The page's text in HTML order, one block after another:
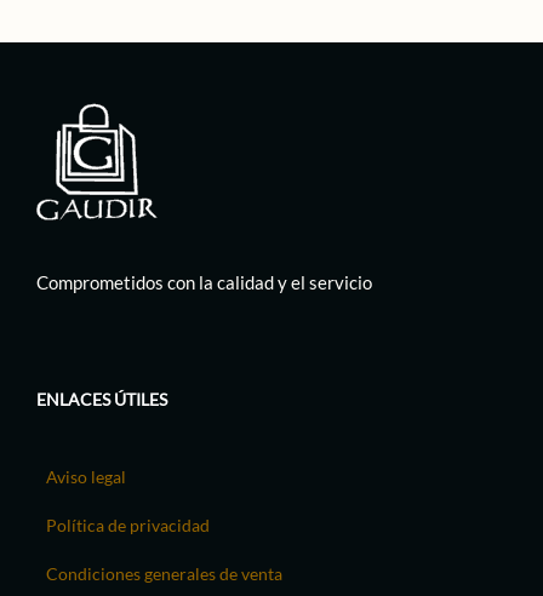
Comprometidos con la calidad y el servicio
ENLACES ÚTILES
Aviso legal
Política de privacidad
Condiciones generales de venta